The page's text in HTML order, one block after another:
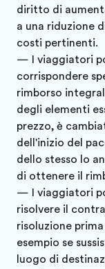
diritto di
a una riduzione
costi pertinenti.
— I viaggiatori
corrispondere
rimborso
degli elementi
prezzo, è
dell'inizio del
dello stesso lo
di ottenere il
— I viaggiatori
risolvere il
risoluzione
esempio se
luogo di